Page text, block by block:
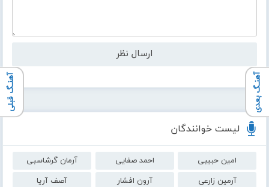
لیست خوانندگان
امین حبیبی احمد صفایی
آرمان گرشاسبی
آرمین زارعی
آرون افشار
آصف آریا
آهنـگ بعدی آهنـگ قبلی